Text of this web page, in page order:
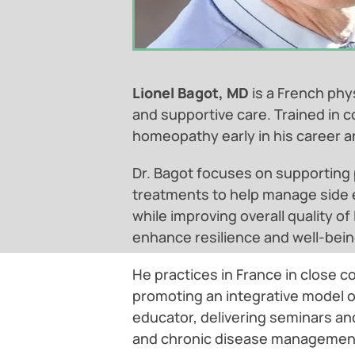
Lionel Bagot, MD is a French
and supportive care. Trained in
homeopathy early in his career
Dr. Bagot focuses on
treatments to help manage
while improving overall quality
enhance resilience and well-
He practices in France in close
promoting an integrative model
educator, delivering seminars
and chronic disease